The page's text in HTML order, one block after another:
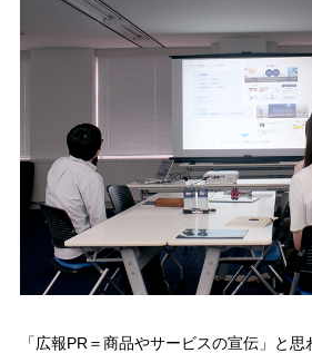
「広報PR＝商品やサービスの宣伝」と